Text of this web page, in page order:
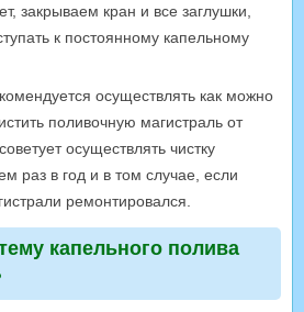
закрываем кран и все заглушки,
к постоянному капельному
осуществлять как можно
поливочную магистраль от
осуществлять чистку
раз в год и в том случае, если
ремонтировался.
капельного полива